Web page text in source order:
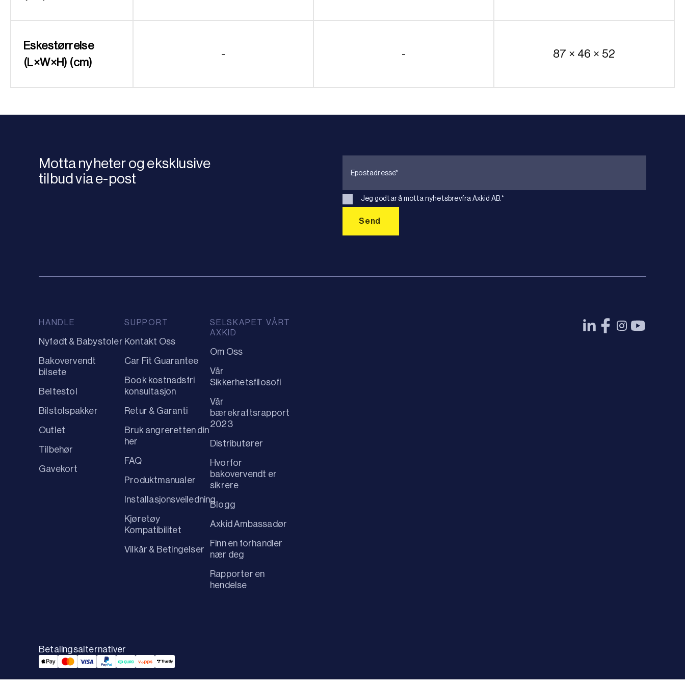
Eskestørrelse
(L×W×H) (cm)
- - 87 × 46 × 52
Motta nyheter og eksklusive
tilbud via e-post
Jeg godtar å motta nyhetsbrevfra Axkid AB.*
HANDLE
Nyfødt & Babystoler
Bakovervendt
bilsete
Beltestol
Bilstolspakker
Outlet
Tilbehør
Gavekort
SUPPORT
Kontakt Oss
Car Fit Guarantee
Book kostnadsfri
konsultasjon
Retur & Garanti
Bruk angreretten din
her
FAQ
Produktmanualer
Installasjonsveiledning
Kjøretøy
Kompatibilitet
Vilkår & Betingelser
SELSKAPET VÅRT
AXKID
Om Oss
Vår
Sikkerhetsfilosofi
Vår
bærekraftsrapport
2023
Distributører
Hvorfor
bakovervendt er
sikrere
Blogg
Axkid Ambassadør
Finn en forhandler
nær deg
Rapporter en
hendelse
Betalingsalternativer
Applepay Payment
Mastercard Payment
Visa Payment
Paypal Payment
Qliro Payment
Vipps Payment
Trustly Payment